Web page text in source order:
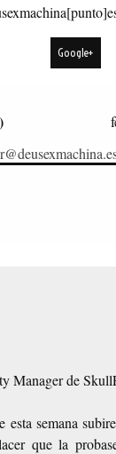
Google+
Manager de
semana
que la